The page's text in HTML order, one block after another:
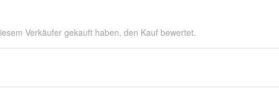
Verkäufer gekauft haben, den Kauf bewertet.